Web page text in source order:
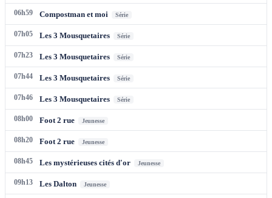
06h59 Compostman et moi Série
07h05 Les 3 Mousquetaires Série
07h23 Les 3 Mousquetaires Série
07h44 Les 3 Mousquetaires Série
07h46 Les 3 Mousquetaires Série
08h00 Foot 2 rue Jeunesse
08h20 Foot 2 rue Jeunesse
08h45 Les mystérieuses cités d'or Jeunesse
09h13 Les Dalton Jeunesse